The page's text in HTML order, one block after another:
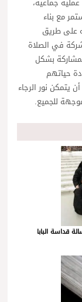
مع بناء
على طريق
في الصلاة
بشكل
حياتهم
يتمكن نور الرجاء
للجميع.
قداسة البابا